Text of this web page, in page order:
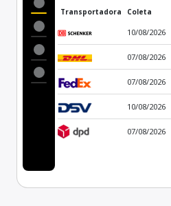
Transportadora Coleta
10/08/2026
07/08/2026
07/08/2026
10/08/2026
07/08/2026